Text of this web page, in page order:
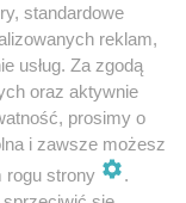
standardowe
reklam,
usług. Za zgodą
oraz aktywnie
prosimy o
i zawsze możesz
rogu strony
.